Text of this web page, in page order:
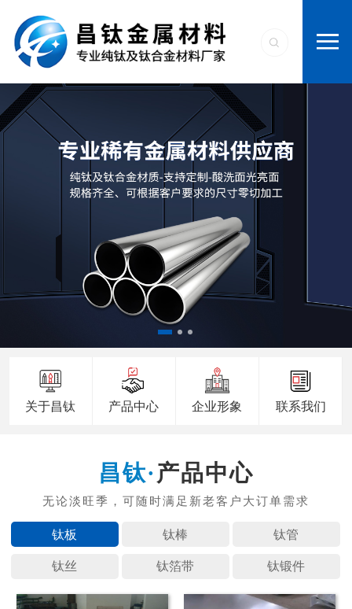
关于昌钛 产品中心 企业形象 联系我们
产品中心
钛板 钛棒 钛管
钛丝 钛箔带 钛锻件